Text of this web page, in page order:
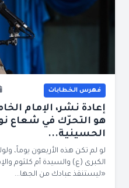
فهرس الخطابات
إعادة نشر، الإمام
هو التحرّك في شعاع
الحسينية...
لو لم تكن هذه الأربعون يوماً،
الكبرى (ع) والسيدة أم كلثوم
«ليستنقذ عبادك من الجها...